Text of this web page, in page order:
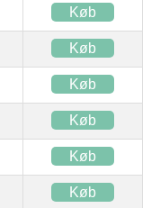
Køb
Køb
Køb
Køb
Køb
Køb